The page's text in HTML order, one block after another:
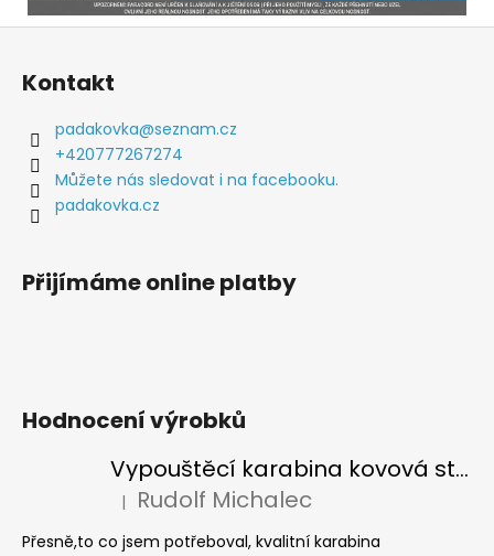
Z
Kontakt
padakovka@seznam.cz
+420777267274
Můžete nás sledovat i na facebooku.
padakovka.cz
Přijímáme online platby
Hodnocení výrobků
Vypouštěcí karabina kovová stříbrná
Hodnocení produktu je 5 z 5 hvězdiček.
| Rudolf Michalec
Přesně,to co jsem potřeboval, kvalitní karabina